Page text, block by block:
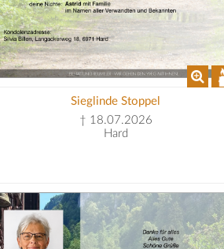
Sieglinde Stoppel
† 18.07.2026
Hard